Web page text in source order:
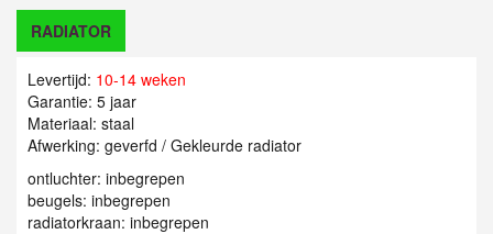
RADIATOR
Levertijd: 10-14 weken
Garantie: 5 jaar
Materiaal: staal
Afwerking: geverfd / Gekleurde radiator
ontluchter: inbegrepen
beugels: inbegrepen
radiatorkraan: inbegrepen